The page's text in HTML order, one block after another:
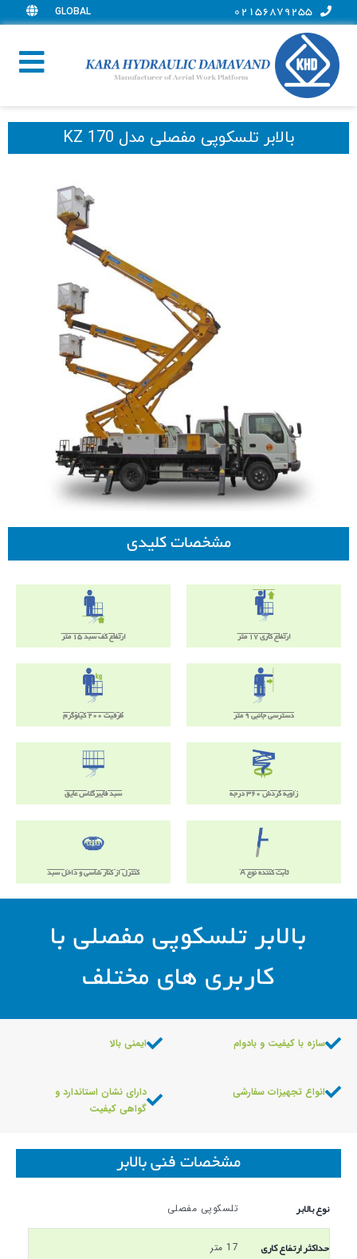
02156879255
GLOBAL
بالابر تلسکوپی مفصلی مدل KZ 170
مشخصات کلیدی
ارتفاع کاری 17 متر ارتفاع کف سبد 15 متر
دسترسی جانبی 9 متر ظرفیت 200 کیلوگرم
زاویه گردش 360 درجه سبد فایبرگلاس عایق
ثابت کننده نوع A کنترل از کنار شاسی و داخل سبد
بالابر تلسکوپی مفصلی با
کاربری های مختلف
سازه با کیفیت و بادوام ایمنی بالا
انواع تجهیزات سفارشی
دارای نشان استاندارد و
گواهی کیفیت
مشخصات فنی بالابر
نوع بالابر تلسکوپی مفصلی
حداکثر ارتفاع کاری 17 متر